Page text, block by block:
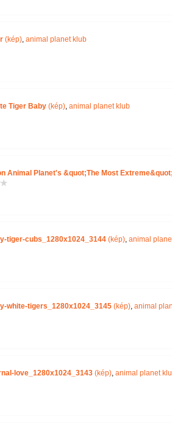
(kép), animal planet klub
Tiger Baby (kép), animal planet klub
Animal Planet's &quot;The Most
tiger-cubs_1280x1024_3144 (kép), animal
white-tigers_1280x1024_3145 (kép), animal
love_1280x1024_3143 (kép), animal planet